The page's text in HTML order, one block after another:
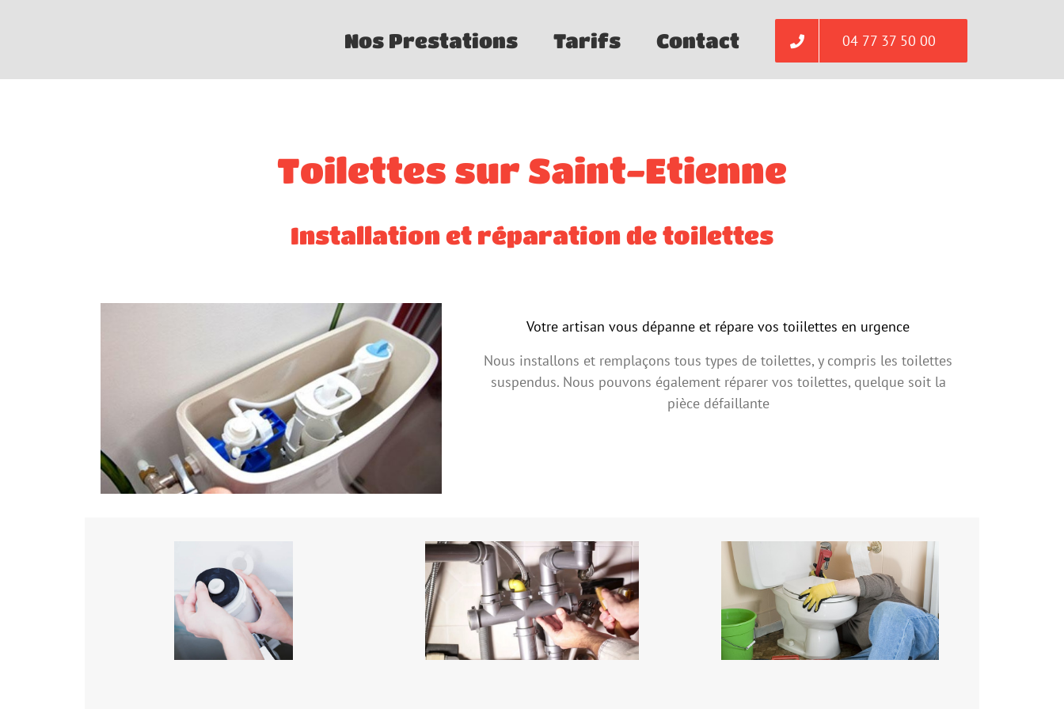
Nos Prestations Tarifs Contact 04 77 37 50 00
Toilettes sur Saint-Etienne
Installation et réparation de toilettes
Votre artisan vous dépanne et répare vos toiilettes en urgence
Nous installons et remplaçons tous types de toilettes, y compris les toilettes
suspendus. Nous pouvons également réparer vos toilettes, quelque soit la
pièce défaillante